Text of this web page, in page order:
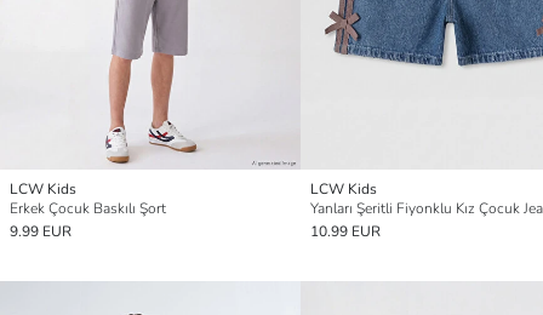
LCW Kids
Erkek Çocuk Baskılı Şort
9.99 EUR
LCW Kids
Yanları Şeritli Fiyonklu Kız Çocuk
10.99 EUR